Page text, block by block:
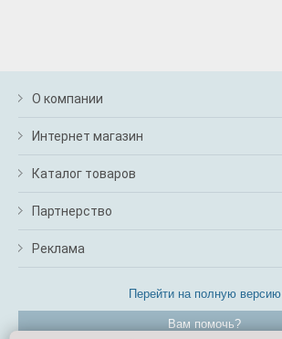
О компании
Интернет магазин
Каталог товаров
Партнерство
Реклама
Перейти на полную версию
Вам помочь?